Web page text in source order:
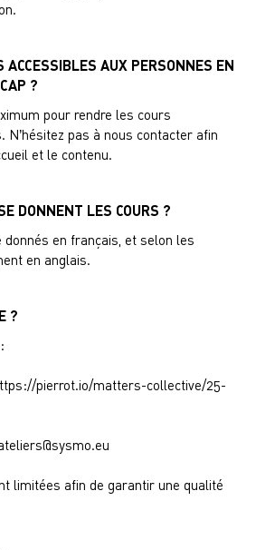
ACCESSIBLES AUX PERSONNES EN
?
pour rendre les cours
N’hésitez pas à nous contacter afin
et le contenu.
DONNENT LES COURS ?
en français, et selon les
en anglais.
?
pierrot.io/matters-collective/25-
limitées afin de garantir une qualité